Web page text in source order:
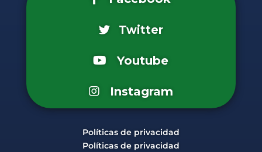
Twitter
Youtube
Instagram
Políticas de privacidad
Políticas de privacidad